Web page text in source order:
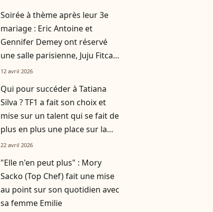
Soirée à thème après leur 3e
mariage : Eric Antoine et
Gennifer Demey ont réservé
une salle parisienne, Juju Fitcats
et Tibo In Shape invités
12 avril 2026
Qui pour succéder à Tatiana
Silva ? TF1 a fait son choix et
mise sur un talent qui se fait de
plus en plus une place sur la
Une
22 avril 2026
"Elle n'en peut plus" : Mory
Sacko (Top Chef) fait une mise
au point sur son quotidien avec
sa femme Emilie